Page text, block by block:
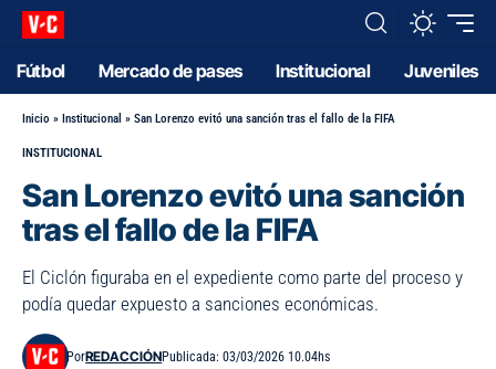
Fútbol Mercado de pases Institucional Juveniles
Inicio » Institucional » San Lorenzo evitó una sanción tras el fallo de la FIFA
INSTITUCIONAL
San Lorenzo evitó una sanción
tras el fallo de la FIFA
El Ciclón figuraba en el expediente como parte del proceso y
podía quedar expuesto a sanciones económicas.
PorREDACCIÓNPublicada: 03/03/2026 10.04hs